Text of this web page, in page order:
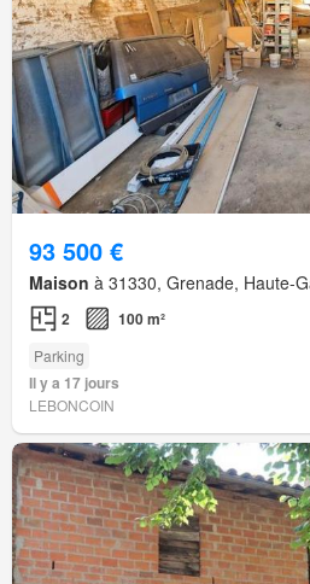
93 500 €
Maison à 31330, Grenade, Haute-
2 100 m²
Parking
Il y a 17 jours
LEBONCOIN